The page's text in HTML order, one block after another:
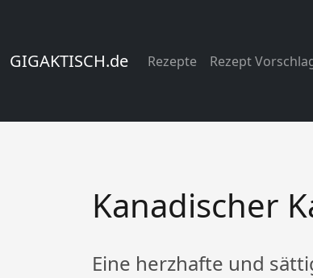
GIGAKTISCH.de Rezepte Rezept
Kanadischer
Eine herzhafte und